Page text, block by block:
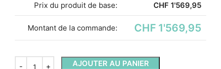
Prix ​​du produit de base: CHF 1'569,95
Montant de la commande: CHF 1'569,95
AJOUTER AU PANIER